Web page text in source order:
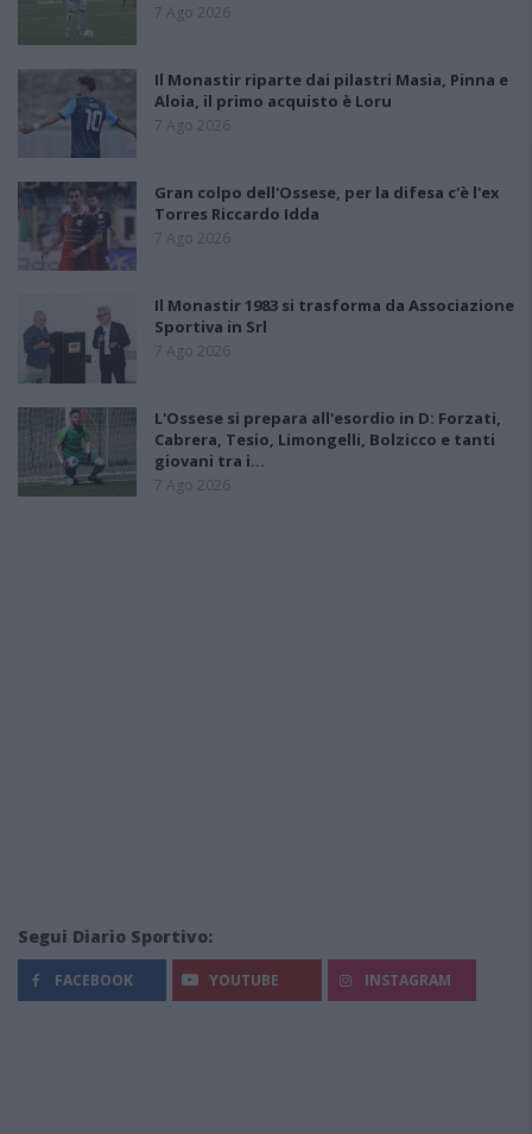
7 Ago 2026
Il Monastir riparte dai pilastri Masia, Pinna e
Aloia, il primo acquisto è Loru
7 Ago 2026
Gran colpo dell'Ossese, per la difesa c'è l'ex
Torres Riccardo Idda
7 Ago 2026
Il Monastir 1983 si trasforma da Associazione
Sportiva in Srl
7 Ago 2026
L'Ossese si prepara all'esordio in D: Forzati,
Cabrera, Tesio, Limongelli, Bolzicco e tanti
giovani tra i…
7 Ago 2026
Segui Diario Sportivo:
FACEBOOK YOUTUBE INSTAGRAM